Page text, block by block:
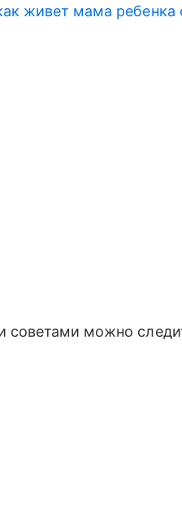
живет мама ребенка
советами можно